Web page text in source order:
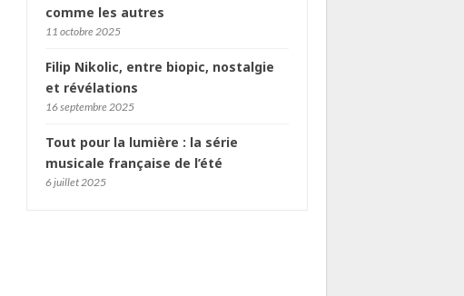
comme les autres
11 octobre 2025
Filip Nikolic, entre biopic, nostalgie
et révélations
16 septembre 2025
Tout pour la lumière : la série
musicale française de l’été
6 juillet 2025